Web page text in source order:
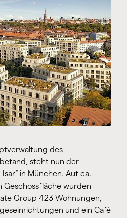
des
befand, steht nun der
in München. Auf ca.
wurden
Group 423 Wohnungen,
und ein Café